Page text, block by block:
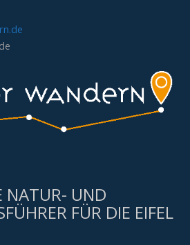
NATUR- UND
FÜR DIE EIFEL